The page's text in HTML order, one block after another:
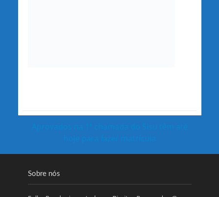
Aprovados na 1ª chamada do Sisu têm até
hoje para fazer matrícula
Sobre nós